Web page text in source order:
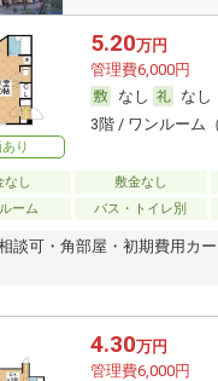
り
5.20万円
管理費6,000円
なし
なし
3階 / ワンルーム
なし 敷金なし
ーム
バス・トイレ別
談可・角部屋・初期費用カ
4.30万円
管理費6,000円